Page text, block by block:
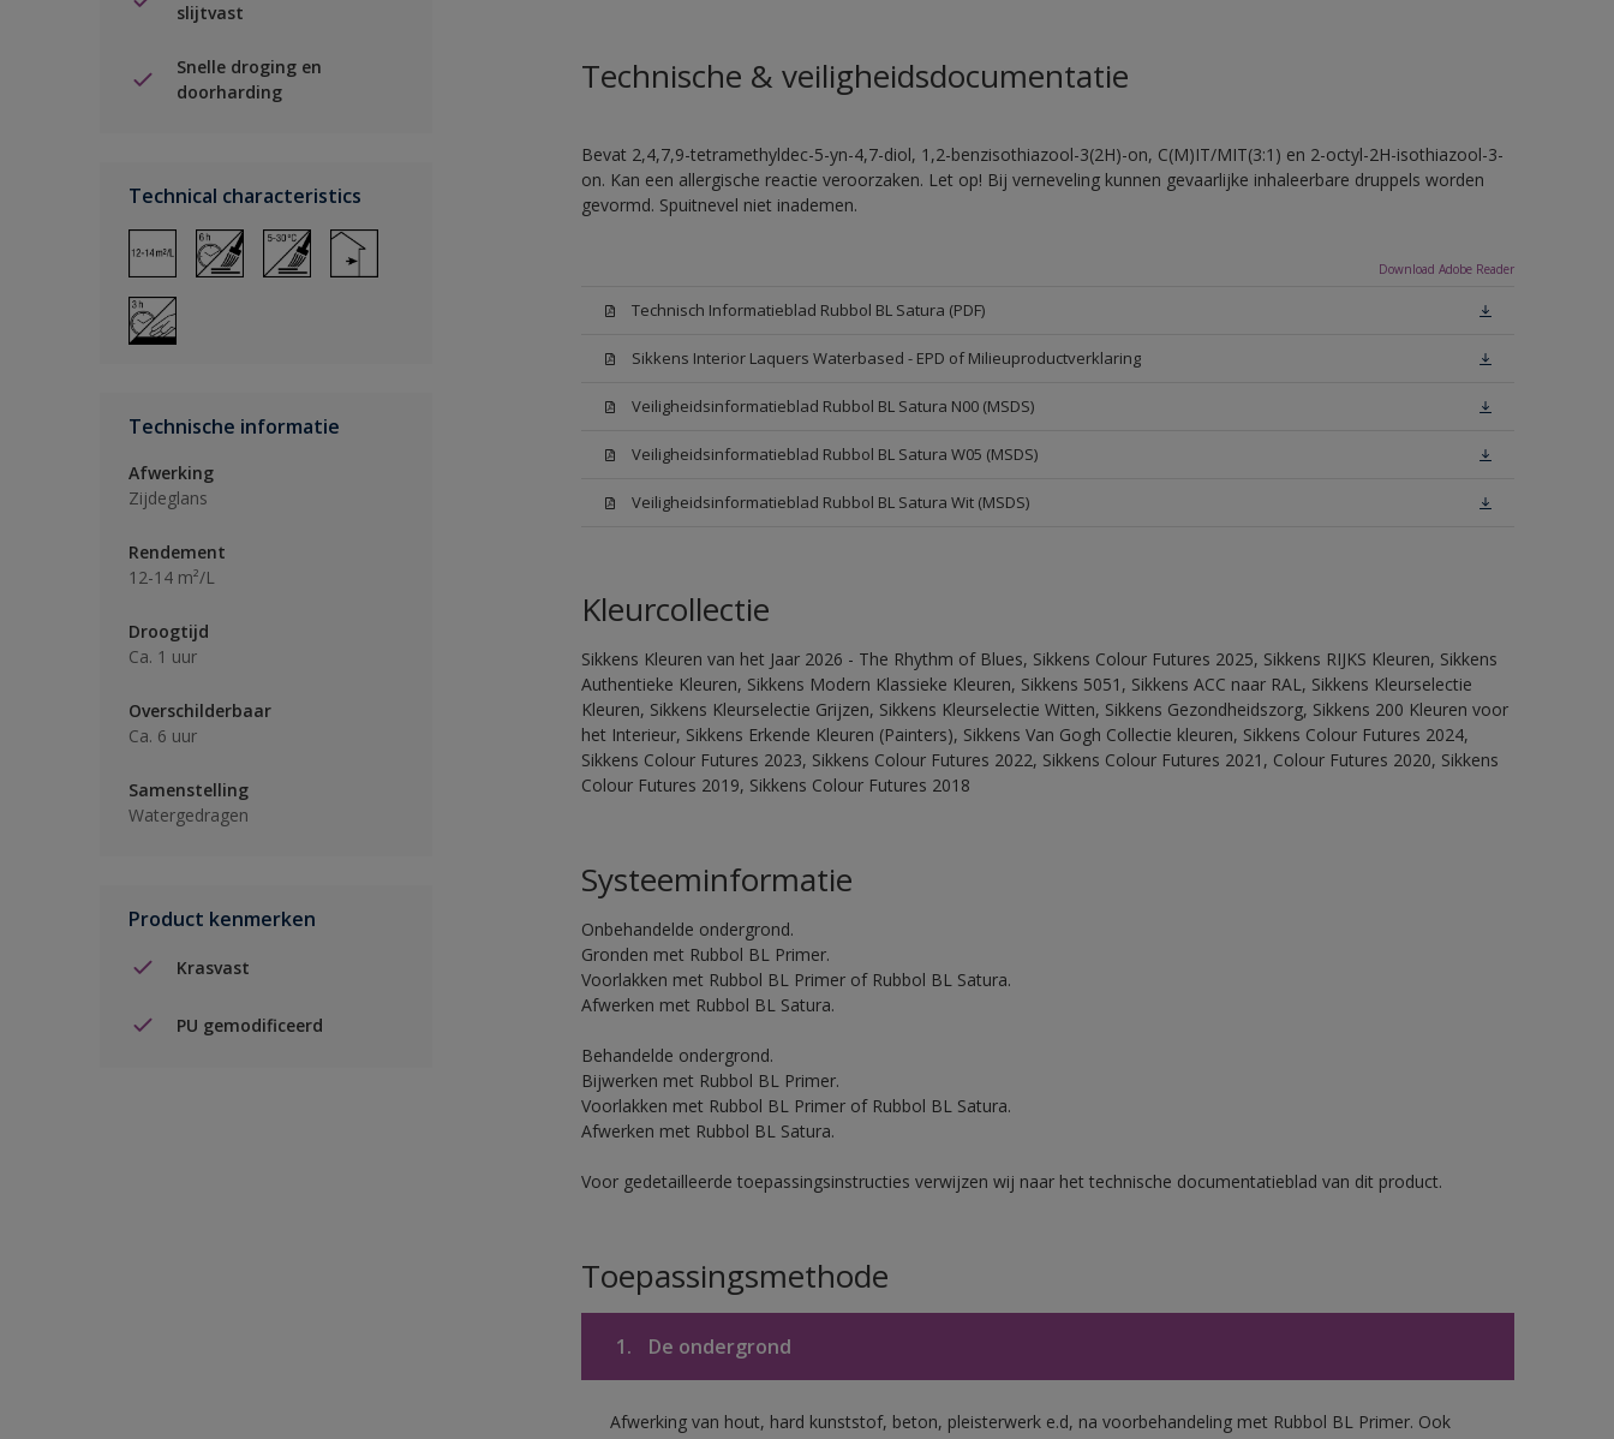
slijtvast
Snelle droging en
doorharding
Technical characteristics
Technische informatie
Afwerking
Zijdeglans
Rendement
12-14 m²/L
Droogtijd
Ca. 1 uur
Overschilderbaar
Ca. 6 uur
Samenstelling
Watergedragen
Product kenmerken
Krasvast
PU gemodificeerd
Technische & veiligheidsdocumentatie
Bevat 2,4,7,9-tetramethyldec-5-yn-4,7-diol, 1,2-benzisothiazool-3(2H)-on, C(M)IT/MIT(3:1) en 2-octyl-2H-isothiazool-3-
on. Kan een allergische reactie veroorzaken. Let op! Bij verneveling kunnen gevaarlijke inhaleerbare druppels worden
gevormd. Spuitnevel niet inademen.
Download Adobe Reader
Technisch Informatieblad Rubbol BL Satura (PDF)
Sikkens Interior Laquers Waterbased - EPD of Milieuproductverklaring
Veiligheidsinformatieblad Rubbol BL Satura N00 (MSDS)
Veiligheidsinformatieblad Rubbol BL Satura W05 (MSDS)
Veiligheidsinformatieblad Rubbol BL Satura Wit (MSDS)
Kleurcollectie
Sikkens Kleuren van het Jaar 2026 - The Rhythm of Blues, Sikkens Colour Futures 2025, Sikkens RIJKS Kleuren, Sikkens
Authentieke Kleuren, Sikkens Modern Klassieke Kleuren, Sikkens 5051, Sikkens ACC naar RAL, Sikkens Kleurselectie
Kleuren, Sikkens Kleurselectie Grijzen, Sikkens Kleurselectie Witten, Sikkens Gezondheidszorg, Sikkens 200 Kleuren voor
het Interieur, Sikkens Erkende Kleuren (Painters), Sikkens Van Gogh Collectie kleuren, Sikkens Colour Futures 2024,
Sikkens Colour Futures 2023, Sikkens Colour Futures 2022, Sikkens Colour Futures 2021, Colour Futures 2020, Sikkens
Colour Futures 2019, Sikkens Colour Futures 2018
Systeeminformatie
Onbehandelde ondergrond.
Gronden met Rubbol BL Primer.
Voorlakken met Rubbol BL Primer of Rubbol BL Satura.
Afwerken met Rubbol BL Satura.
Behandelde ondergrond.
Bijwerken met Rubbol BL Primer.
Voorlakken met Rubbol BL Primer of Rubbol BL Satura.
Afwerken met Rubbol BL Satura.
Voor gedetailleerde toepassingsinstructies verwijzen wij naar het technische documentatieblad van dit product.
Toepassingsmethode
1. De ondergrond
Afwerking van hout, hard kunststof, beton, pleisterwerk e.d, na voorbehandeling met Rubbol BL Primer. Ook